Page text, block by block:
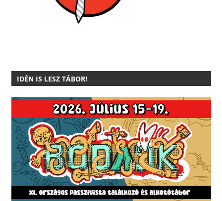
IDÉN IS LESZ TÁBOR!